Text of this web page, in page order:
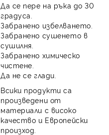
Да се пере на ръка до 30
градуса.
Забранено избелването.
Забранено сушенето в
сушилня.
Забранено химическо
чистене.
Да не се глади.
Всики продукти са
произведени от
материали с високо
качество и Европейски
произход.